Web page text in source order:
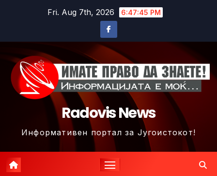
Fri. Aug 7th, 2026 6:47:47 PM
Radovis News
Информативен портал за Југоистокот!